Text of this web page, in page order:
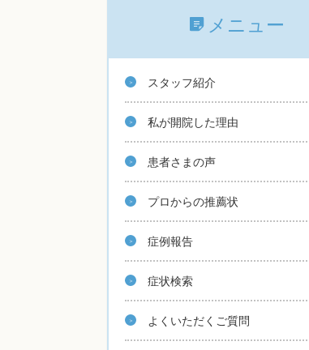
メニュー
スタッフ紹介
私が開院した理由
患者さまの声
プロからの推薦状
症例報告
症状検索
よくいただくご質問